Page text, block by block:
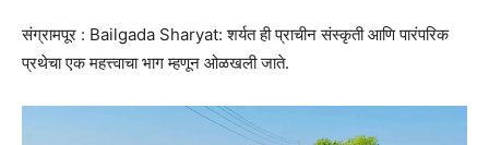
संग्रामपूर : Bailgada Sharyat: शर्यत ही प्राचीन संस्कृती आणि पारंपरिक
प्रथेचा एक महत्त्वाचा भाग म्हणून ओळखली जाते.